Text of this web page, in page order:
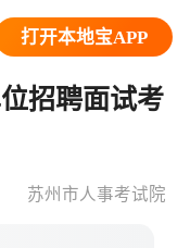
打开本地宝APP
招聘面试考
苏州市人事考试院